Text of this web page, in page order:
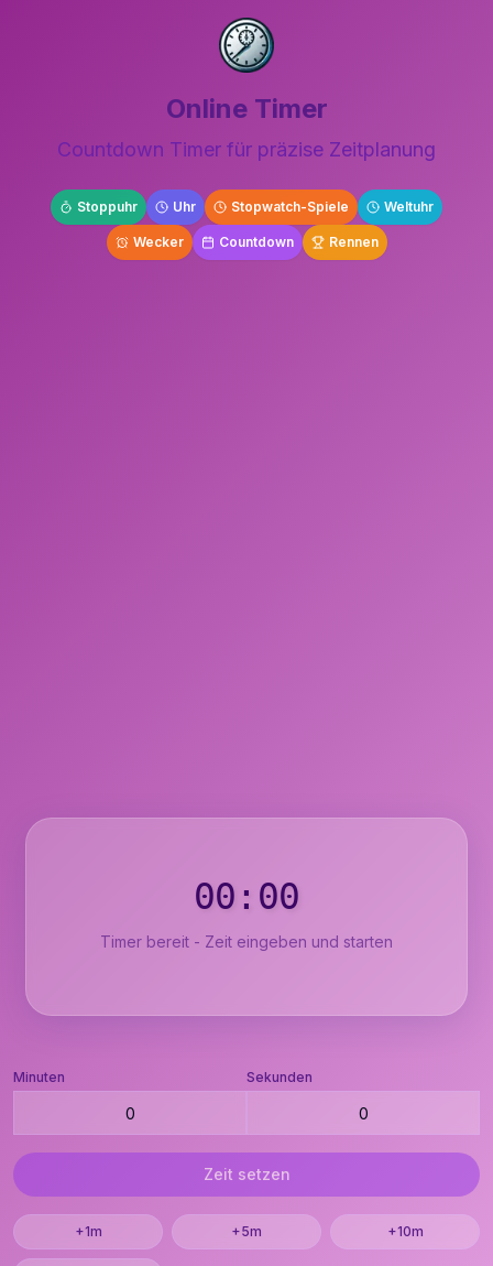
Online Timer
Countdown Timer für präzise Zeitplanung
Stoppuhr Uhr Stopwatch-Spiele Weltuhr
Wecker Countdown Rennen
00:00
Timer bereit - Zeit eingeben und starten
Minuten Sekunden
Zeit setzen
+1m +5m +10m